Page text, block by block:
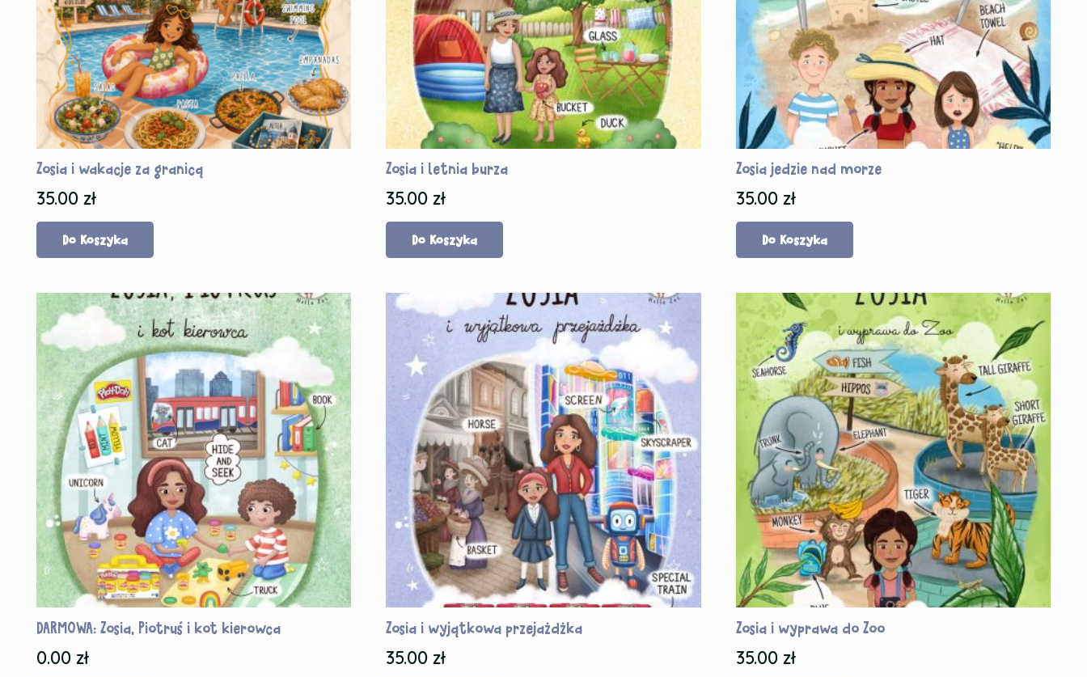
Zosia i wakacje za granicą
35.00 zł
Do Koszyka
Zosia i letnia burza
35.00zł
Do Koszyka
Zosia jedzie nad morze
35.00 zł
Do Koszyka
DARMOWA: Zosia, Piotruś i kot kierowca
0.00 zł
Zosia i wyjątkowa przejażdżka
35.00zł
Zosia i wyprawa do Zoo
35.00 zł